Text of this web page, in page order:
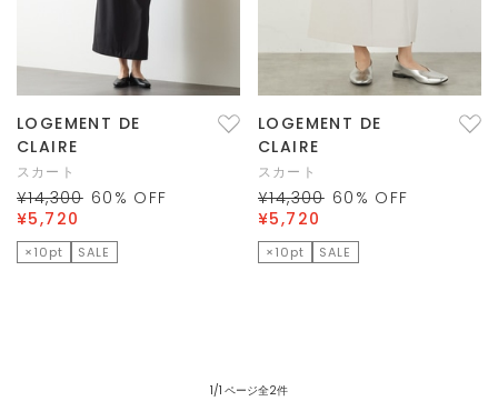
LOGEMENT DE
CLAIRE
スカート
¥14,300 60 % OFF
¥5,720
×10pt SALE
LOGEMENT DE
CLAIRE
スカート
¥14,300 60 % OFF
¥5,720
×10pt SALE
1/1 ページ全2件